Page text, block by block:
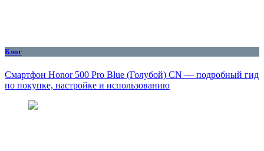
Блог
Смартфон Honor 500 Pro Blue (Голубой) CN — подробный гид
по покупке, настройке и использованию